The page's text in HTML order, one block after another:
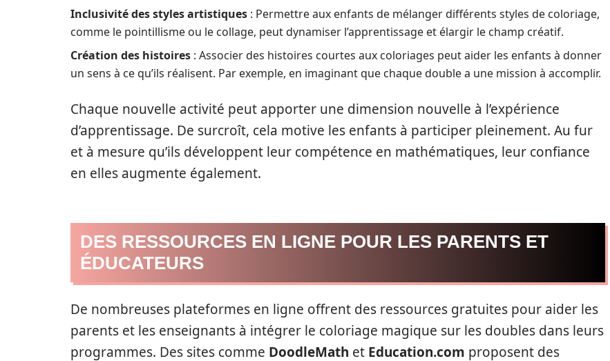
Inclusivité des styles artistiques : Permettre aux enfants de mélanger différents styles de coloriage,
comme le pointillisme ou le collage, peut dynamiser l’apprentissage et élargir le champ créatif.
Création des histoires : Associer des histoires courtes aux coloriages peut aider les enfants à donner
un sens à ce qu’ils réalisent. Par exemple, en imaginant que chaque double a une mission à accomplir.
Chaque nouvelle activité peut apporter une dimension nouvelle à l’expérience
d’apprentissage. De surcroît, cela motive les enfants à participer pleinement. Au fur
et à mesure qu’ils développent leur compétence en mathématiques, leur confiance
en elles augmente également.
DES RESSOURCES EN LIGNE POUR LES PARENTS ET
ÉDUCATEURS
De nombreuses plateformes en ligne offrent des ressources gratuites pour aider les
parents et les enseignants à intégrer le coloriage magique sur les doubles dans leurs
programmes. Des sites comme DoodleMath et Education.com proposent des